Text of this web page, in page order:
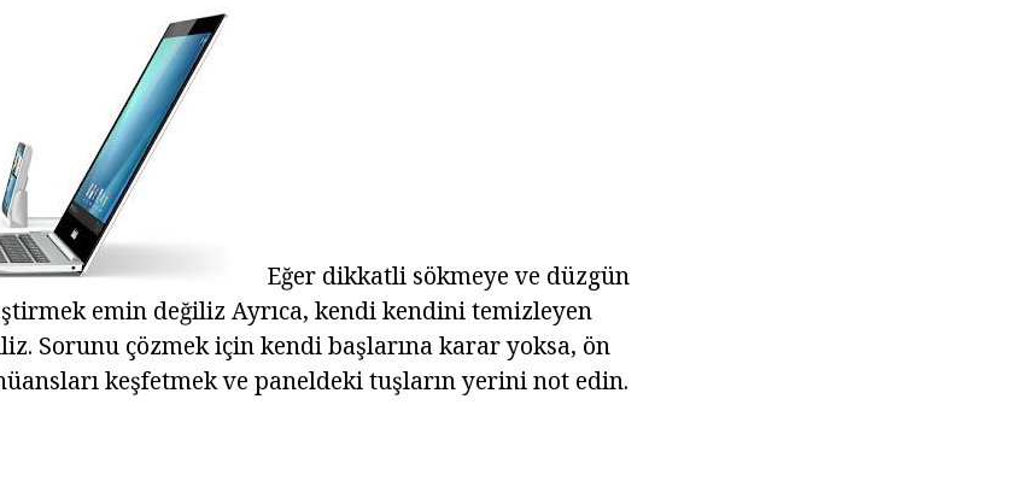
Eğer dikkatli sökmeye ve düzgün
emin değiliz Ayrıca, kendi kendini temizleyen
Sorunu çözmek için kendi başlarına karar yoksa, ön
keşfetmek ve paneldeki tuşların yerini not edin.